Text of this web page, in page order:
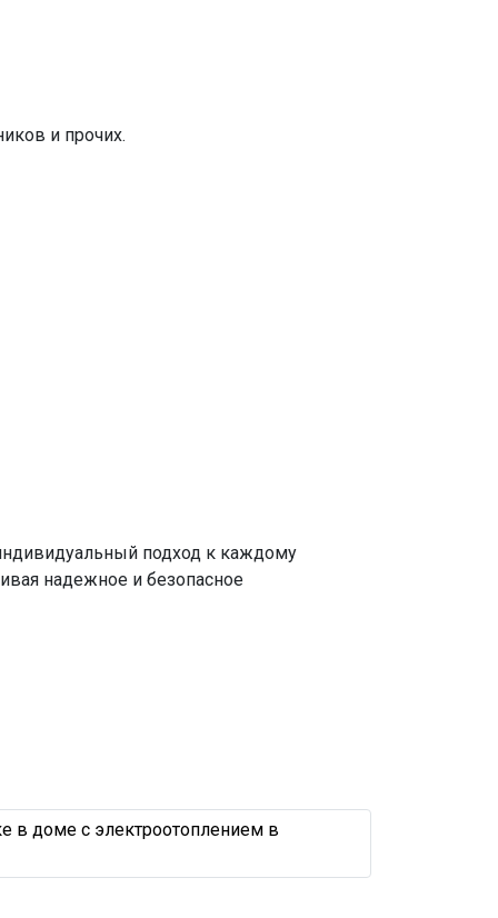
и прочих.
подход к каждому
надежное и безопасное
в доме с электроотоплением в Смолевичах
в доме с электроотоплением в